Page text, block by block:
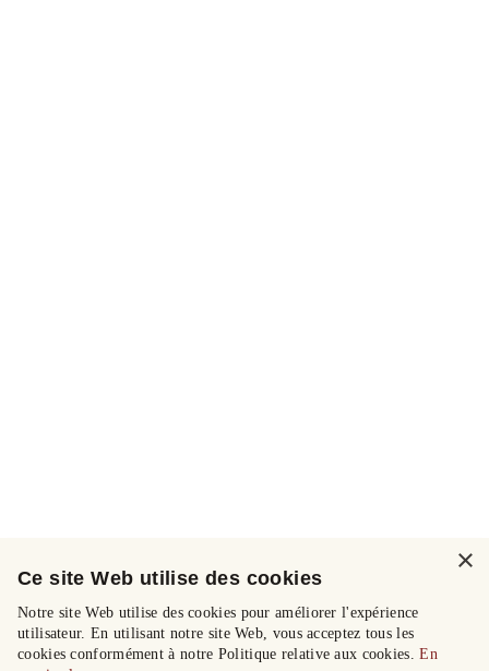
×
Ce site Web utilise des cookies
Notre site Web utilise des cookies pour améliorer l'expérience
utilisateur. En utilisant notre site Web, vous acceptez tous les
cookies conformément à notre Politique relative aux cookies.En